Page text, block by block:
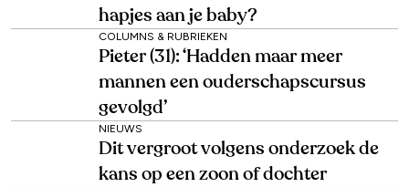
hapjes aan je baby?
COLUMNS & RUBRIEKEN
Pieter (31): ‘Hadden maar meer
mannen een ouderschapscursus
gevolgd’
NIEUWS
Dit vergroot volgens onderzoek de
kans op een zoon of dochter